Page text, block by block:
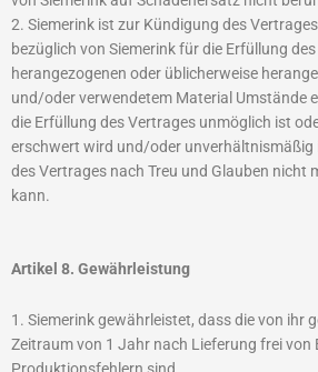
2. Siemerink ist zur Kündigung des
bezüglich von Siemerink für die Erfüllung
herangezogenen oder üblicherweise
und/oder verwendetem Material Umstände
die Erfüllung des Vertrages unmöglich ist
erschwert wird und/oder unverhältnismäßig
des Vertrages nach Treu und Glauben nicht
kann.
Artikel 8. Gewährleistung
1. Siemerink gewährleistet, dass die von ihr
Zeitraum von 1 Jahr nach Lieferung frei von